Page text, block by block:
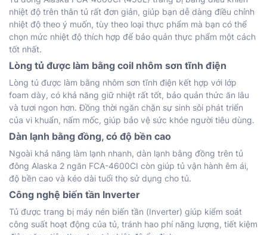
nhiệt độ trên thân tủ rất đơn giản, giúp bạn dễ dàng điều chỉnh
nhiệt độ theo ý muốn, tùy theo loại thực phẩm mà bạn có thể
chọn mức nhiệt độ thích hợp để bảo quản thực phẩm một cách
tốt nhất.
Lòng tủ được làm bằng coil nhôm sơn tĩnh điện
Lòng tủ được làm bằng nhôm sơn tĩnh điện kết hợp với lớp
foam dày, có khả năng giữ nhiệt rất tốt, bảo quản thức ăn lâu
và tươi ngon hơn. Đồng thời ngăn chặn sự sinh sôi phát triển
của vi khuẩn, nấm mốc, giúp bảo vệ sức khỏe người tiêu dùng.
Dàn lạnh bằng đồng, có độ bền cao
Ngoài khả năng làm lạnh nhanh, dàn lạnh bằng đồng trên tủ
đông Alaska 2 ngăn FCA-4600CI còn giúp tủ vận hành êm ái,
độ bền cao và kéo dài tuổi thọ sử dụng cho tủ.
Công nghệ biến tần Inverter
Tủ được trang bị máy nén biến tần (Inverter) giúp kiểm soát
công suất hoạt động của tủ, tránh hao phí năng lượng, tiết kiệm